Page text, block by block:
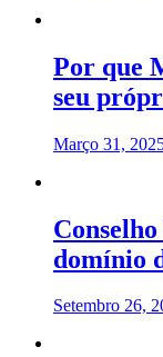
Por que
seu
Março 31,
domínio
Setembro 26,